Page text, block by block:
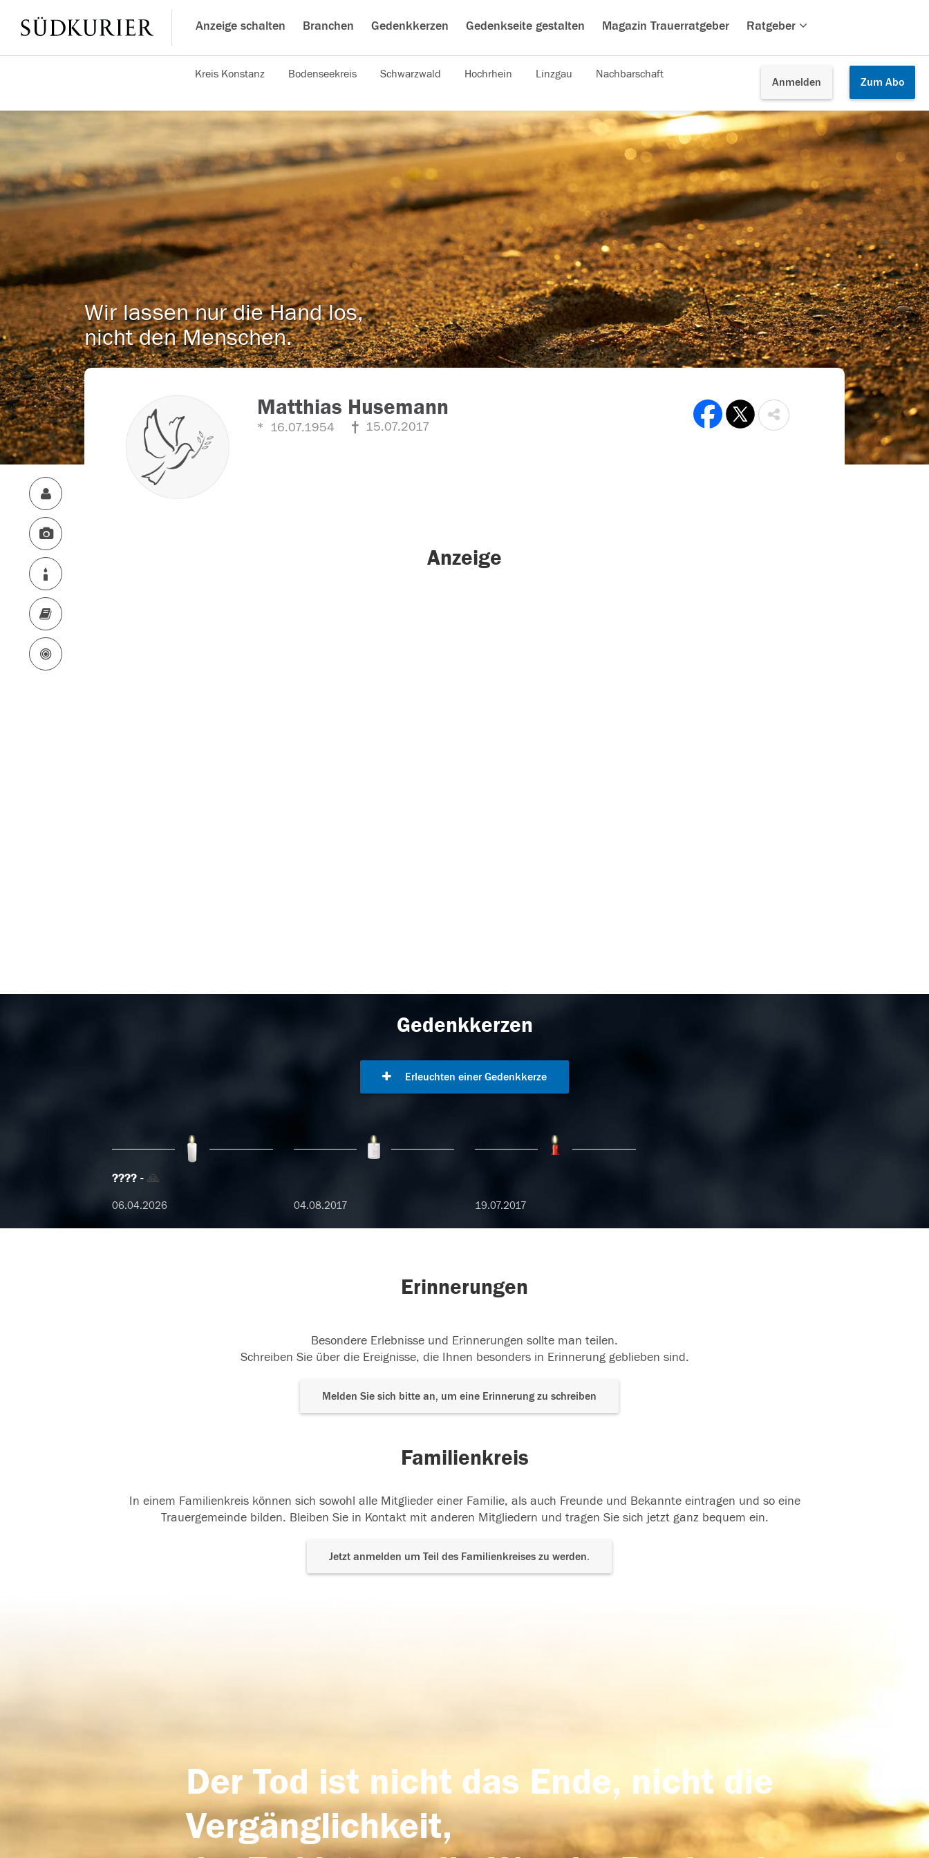
Anzeige schalten Branchen Gedenkkerzen Gedenkseite gestalten Magazin Trauerratgeber Ratgeber
Anmelden Zum Abo
Kreis Konstanz Bodenseekreis Schwarzwald Hochrhein Linzgau Nachbarschaft
Wir lassen nur die Hand los,
nicht den Menschen.
Matthias Husemann
16.07.1954 15.07.2017
Anzeige
Gedenkkerzen
Erleuchten einer Gedenkkerze
???? 🙏
06.04.2026 04.08.2017 19.07.2017
Erinnerungen
Besondere Erlebnisse und Erinnerungen sollte man teilen.
Schreiben Sie über die Ereignisse, die Ihnen besonders in Erinnerung geblieben sind.
Melden Sie sich bitte an, um eine Erinnerung zu schreiben
Familienkreis
In einem Familienkreis können sich sowohl alle Mitglieder einer Familie, als auch Freunde und Bekannte eintragen und so eine
Trauergemeinde bilden. Bleiben Sie in Kontakt mit anderen Mitgliedern und tragen Sie sich jetzt ganz bequem ein.
Jetzt anmelden um Teil des Familienkreises zu werden.
Der Tod ist nicht das Ende, nicht die
Vergänglichkeit,